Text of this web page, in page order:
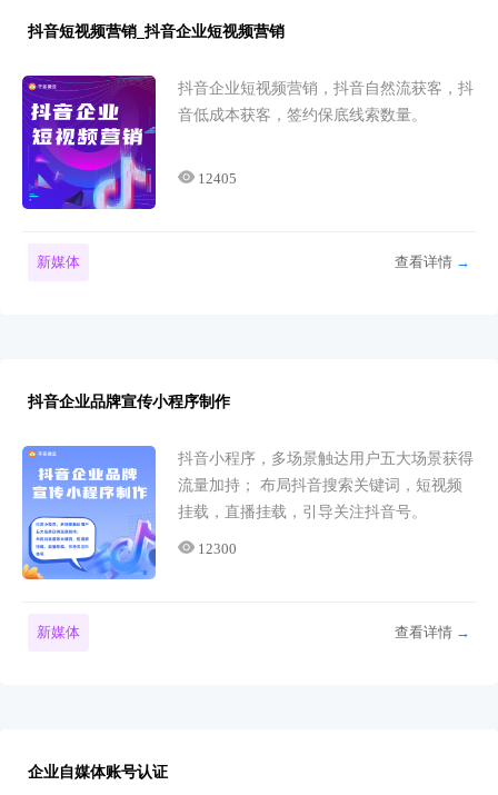
抖音短视频营销_抖音企业短视频营销
抖音企业短视频营销，抖音自然流获客，抖
音低成本获客，签约保底线索数量。
12405
新媒体 查看详情 →
抖音企业品牌宣传小程序制作
抖音小程序，多场景触达用户五大场景获得
流量加持； 布局抖音搜索关键词，短视频
挂载，直播挂载，引导关注抖音号。
12300
新媒体 查看详情 →
企业自媒体账号认证